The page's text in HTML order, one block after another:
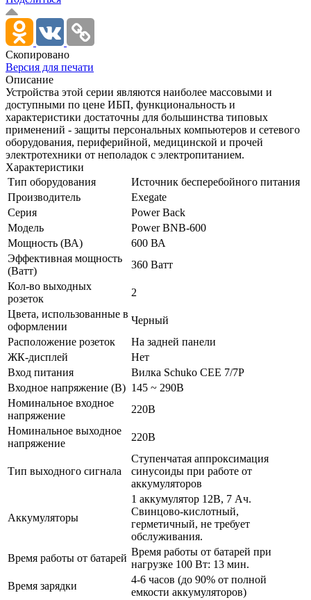
Скопировано
Версия для печати
Описание
Устройства этой серии являются наиболее массовыми и
доступными по цене ИБП, функциональность и
характеристики достаточны для большинства типовых
применений - защиты персональных компьютеров и сетевого
оборудования, периферийной, медицинской и прочей
электротехники от неполадок с электропитанием.
Характеристики
Тип оборудования
Источник бесперебойного питания
Производитель
Exegate
Серия
Power Back
Модель
Power BNB-600
Мощность (ВА)
600 ВА
Эффективная мощность
(Ватт)
360 Ватт
Кол-во выходных
розеток
2
Цвета, использованные в
оформлении
Черный
Расположение розеток
На задней панели
ЖК-дисплей
Нет
Вход питания
Вилка Schuko CEE 7/­7P
Входное напряжение (В) 145 ~ 290В
Номинальное входное
напряжение
220В
Номинальное выходное
напряжение
220В
Тип выходного сигнала
Ступенчатая аппроксимация
синусоиды при работе от
аккумуляторов
Аккумуляторы
1 аккумулятор 12В, 7 Ач.
Свинцово-кислотный,
герметичный, не требует
обслуживания.
Время работы от батарей
Время работы от батарей при
нагрузке 100 Вт: 13 мин.
Время зарядки
4-6 часов (до 90% от полной
емкости аккумуляторов)